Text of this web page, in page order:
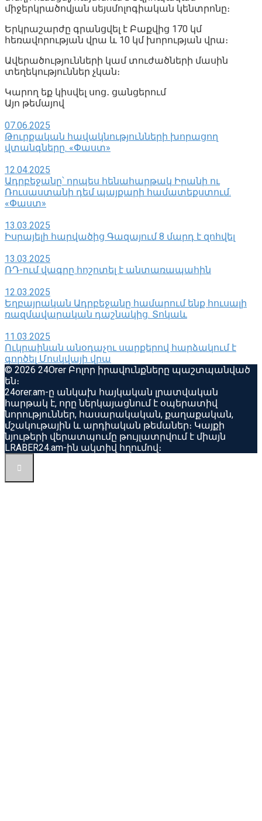
միջերկրածովյան սեյսմոլոգիական կենտրոնը։
Երկրաշարժը գրանցվել է Բաքվից 170 կմ
հեռավորության վրա և 10 կմ խորության վրա։
Ավերածությունների կամ տուժածների մասին
տեղեկություններ չկան։
Կարող եք կիսվել սոց․ ցանցերում
Այո թեմայով
07.06.2025
Թուրքական հավակնությունների խորացող
վտանգները. «Փաստ»
12.04.2025
Ադրբեջանը՝ որպես հենահարթակ Իրանի ու
Ռուսաստանի դեմ պայքարի համատեքստում.
«Փաստ»
13.03.2025
Իսրայելի հարվածից Գազայում 8 մարդ է զոհվել
13.03.2025
ՌԴ-ում վագրը հոշոտել է անտառապահին
12.03.2025
Եղբայրական Ադրբեջանը համարում ենք հուսալի
ռազմավարական դաշնակից. Տոկաև
11.03.2025
Ուկրաինան անօդաչու սարքերով հարձակում է
գործել Մոսկվայի վրա
© 2026 24Orer Բոլոր իրավունքները պաշտպանված
են։
24orer.am-ը անկախ հայկական լրատվական
հարթակ է, որը ներկայացնում է օպերատիվ
նորություններ, հասարակական, քաղաքական,
մշակութային և արդիական թեմաներ։ Կայքի
նյութերի վերատպումը թույլատրվում է միայն
LRABER24.am-ին ակտիվ հղումով։